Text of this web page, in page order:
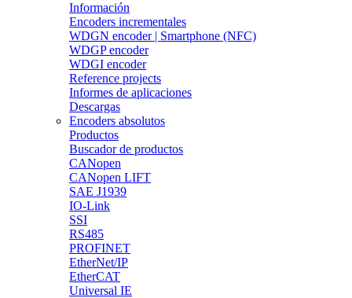
Información
Encoders incrementales
WDGN encoder | Smartphone (NFC)
WDGP encoder
WDGI encoder
Reference projects
Informes de aplicaciones
Descargas
Encoders absolutos
Productos
Buscador de productos
CANopen
CANopen LIFT
SAE J1939
IO-Link
SSI
RS485
PROFINET
EtherNet/IP
EtherCAT
Universal IE